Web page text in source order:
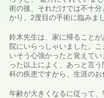
術の後、それだけでは不十
かり、2度目の手術に臨みま
鈴木先生は、家に帰ること
院にいらっしゃいました。
いそう心強かったと覚えて
った以上によく、あっと言
科の疾患ですから、生涯のお
年齢が大きくなるに従って